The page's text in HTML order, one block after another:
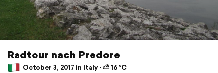
Radtour nach Predore
October 3, 2017 in Italy ⋅ ⛅ 16 °C